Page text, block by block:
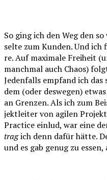
So ging ich den Weg den
sel­te zum Kun­den. Und
re. Auf maxi­ma­le Frei­heit
manch­mal auch Cha­os)
Jeden­falls emp­fand ich
dem (oder des­we­gen)
an Gren­zen. Als ich zum
jekt­lei­ter von agi­len
Prac­ti­ce ein­lud, war eine
tragich denn dafür hät­te.
und es gab genug zu